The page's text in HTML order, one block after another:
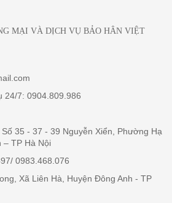
MẠI VÀ DỊCH VỤ BẢO HÂN VIỆT
24/7: 0904.809.986
Số 35 - 37 - 39 Nguyễn Xiển, Phường Hạ
– TP Hà Nội
0983.468.076
Xã Liên Hà, Huyện Đông Anh - TP